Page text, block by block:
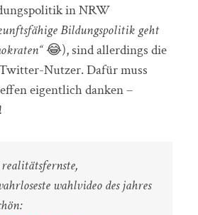
in NRW
Bildungspolitik geht
😂), sind allerdings die
Nutzer. Dafür muss
eigentlich danken –
wahlvideo des jahres